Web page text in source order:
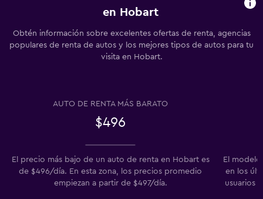
en Hobart
Obtén información sobre excelentes ofertas de renta, agencias
populares de renta de autos y los mejores tipos de autos para tu
visita en Hobart.
AUTO DE RENTA MÁS BARATO
$496
El precio más bajo de un auto de renta en Hobart es
de $496/día. En esta zona, los precios promedio
empiezan a partir de $497/día.
El
en los
usuarios